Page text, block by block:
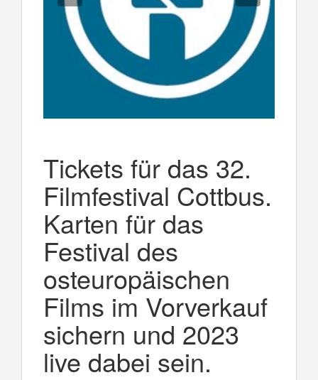
Tickets für das 32.
Filmfestival Cottbus.
Karten für das
Festival des
osteuropäischen
Films im Vorverkauf
sichern und 2023
live dabei sein.